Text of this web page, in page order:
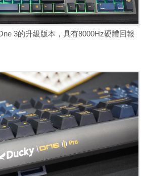
3的升級版本，具有8000Hz硬體回報